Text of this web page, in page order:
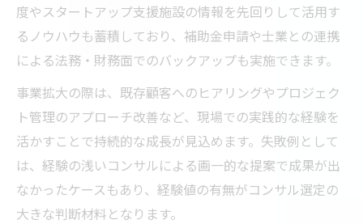
度やスタートアップ支援施設の情報を先回りして活用す
るノウハウも蓄積しており、補助金申請や士業との連携
による法務・財務面でのバックアップも実施できます。
事業拡大の際は、既存顧客へのヒアリングやプロジェク
ト管理のアプローチ改善など、現場での実践的な経験を
活かすことで持続的な成長が見込めます。失敗例として
は、経験の浅いコンサルによる画一的な提案で成果が出
なかったケースもあり、経験値の有無がコンサル選定の
大きな判断材料となります。